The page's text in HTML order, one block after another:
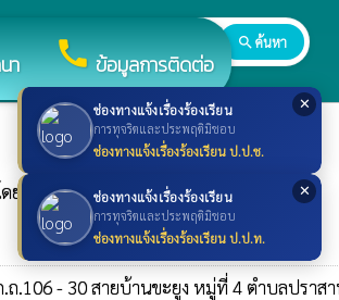
✕
ช่องทางแจ้งเรื่องร้องเรียน
การทุจริตและประพฤติมิชอบ
ช่องทางแจ้งเรื่องร้องเรียน ป.ป.ช.
✕
ช่องทางแจ้งเรื่องร้องเรียน
การทุจริตและประพฤติมิชอบ
ช่องทางแจ้งเรื่องร้องเรียน ป.ป.ท.
า callข้อมูลการติดต่อ
search ค้นหา
วิธีเฉพาะเจาะจง
ถ.106 - 30 สายบ้านขะยูง หมู่ที่ 4 ตำบลปราส